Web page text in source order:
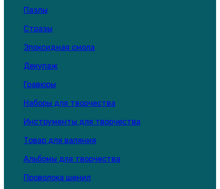
Пазлы
Стразы
Эпоксидная смола
Декупаж
Гравюры
Наборы для творчества
Инструменты для творчества
Товар для валяния
Альбомы для творчества
Проволока шенил